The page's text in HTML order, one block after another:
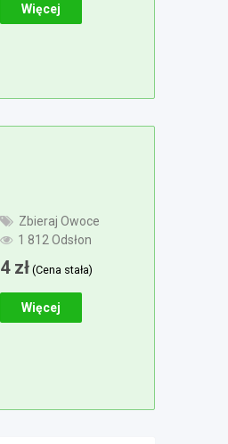
Więcej
Zbieraj Owoce
1 812 Odsłon
4 zł (Cena stała)
Więcej